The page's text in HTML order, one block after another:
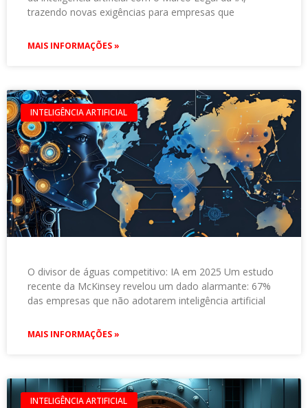
trazendo novas exigências para empresas que
MAIS INFORMAÇÕES »
INTELIGÊNCIA ARTIFICIAL
O divisor de águas competitivo: IA em 2025 Um estudo
recente da McKinsey revelou um dado alarmante: 67%
das empresas que não adotarem inteligência artificial
MAIS INFORMAÇÕES »
INTELIGÊNCIA ARTIFICIAL